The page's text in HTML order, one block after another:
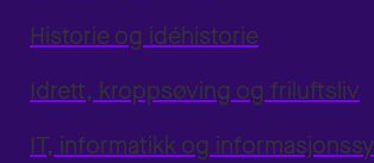
Historie og idéhistorie
Idrett, kroppsøving og friluftsliv
IT, informatikk og